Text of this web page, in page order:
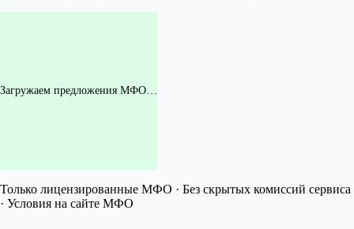
Загружаем предложения МФО…
Только лицензированные МФО · Без скрытых комиссий сервиса
· Условия на сайте МФО